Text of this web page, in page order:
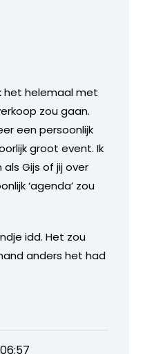
het helemaal met
zou gaan.
een persoonlijk
groot event. Ik
Gijs of jij over
‘agenda’ zou
idd. Het zou
anders het had